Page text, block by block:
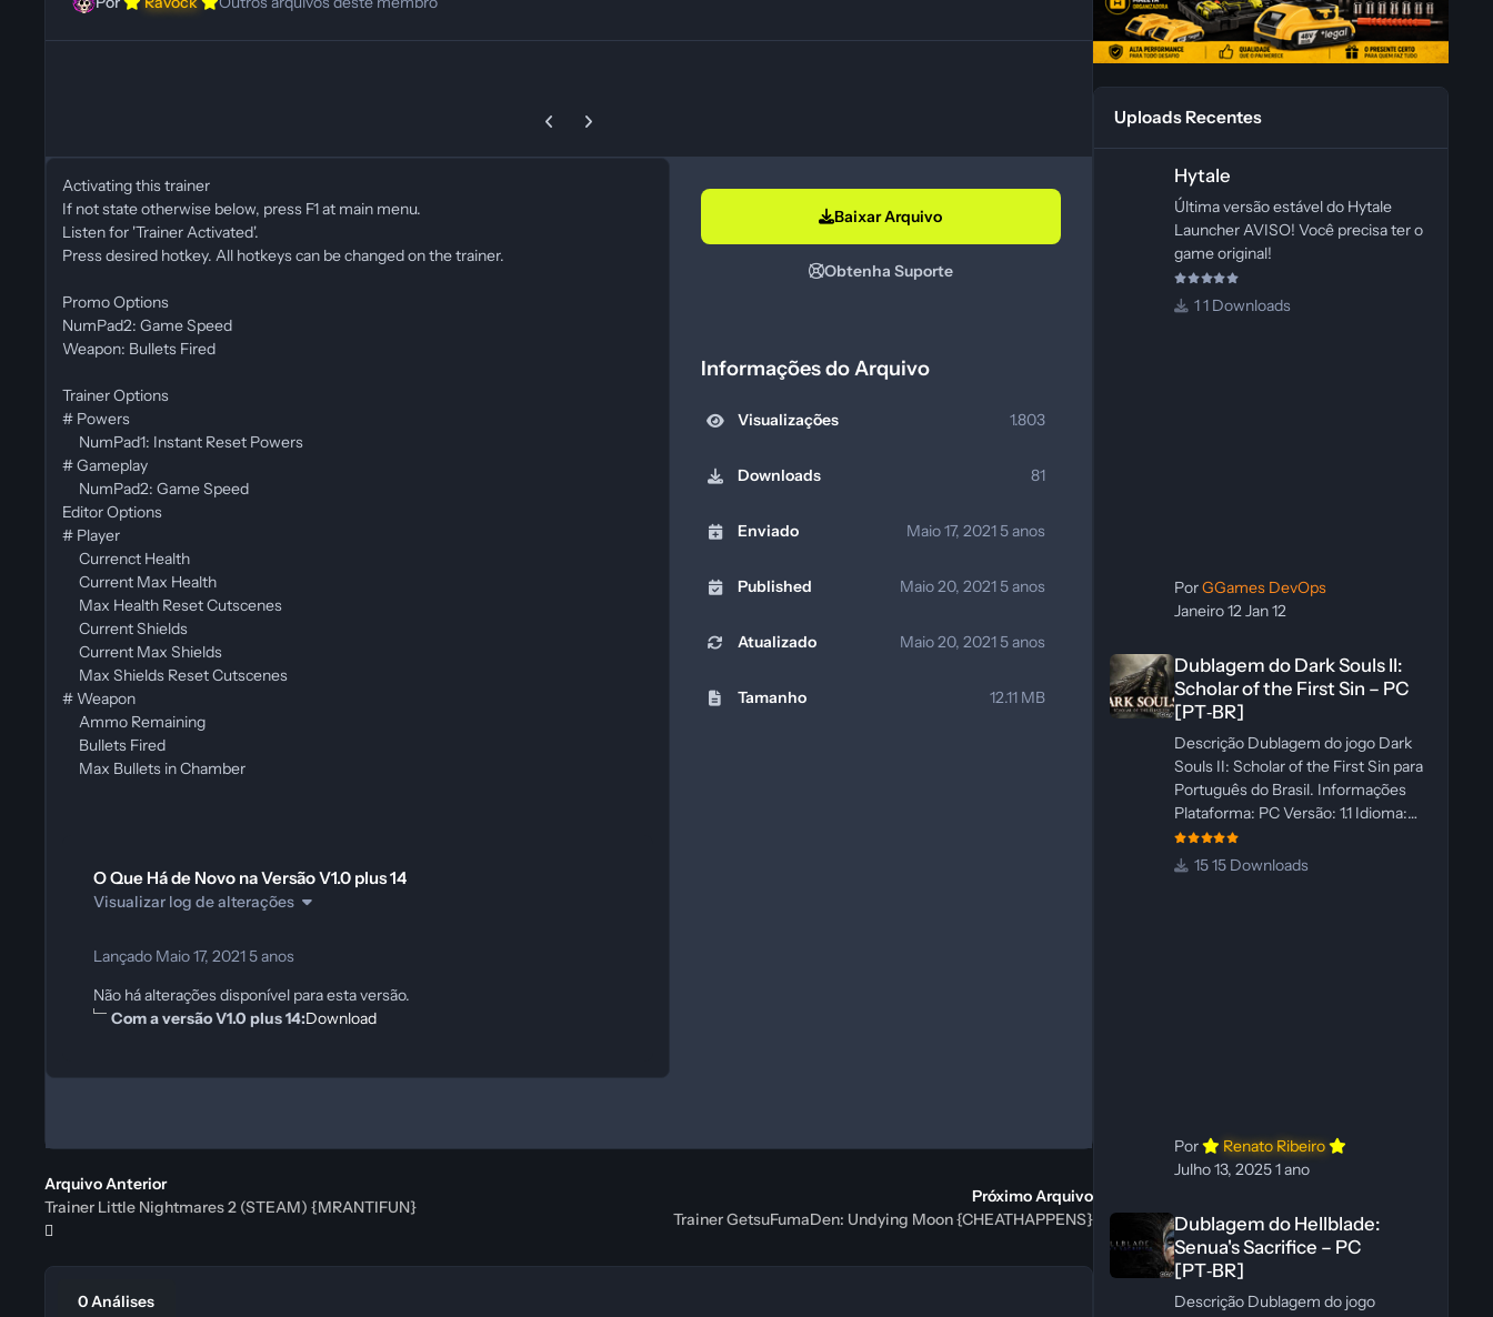
Previous carousel slide
Next carousel slide
Activating this trainer
If not state otherwise below, press F1 at main menu.
Listen for 'Trainer Activated'.
Press desired hotkey. All hotkeys can be changed on the trainer.
Promo Options
NumPad2: Game Speed
Weapon: Bullets Fired
Trainer Options
# Powers
NumPad1: Instant Reset Powers
# Gameplay
NumPad2: Game Speed
Editor Options
# Player
Currenct Health
Current Max Health
Max Health Reset Cutscenes
Current Shields
Current Max Shields
Max Shields Reset Cutscenes
# Weapon
Ammo Remaining
Bullets Fired
Max Bullets in Chamber
O Que Há de Novo na VersãoV1.0 plus 14
Visualizar log de alterações
Lançado Maio 17, 20215 anos
Não há alterações disponível para esta versão.
Com a versão V1.0 plus 14:Download
Baixar Arquivo
Obtenha Suporte
Informações do Arquivo
Visualizações 1.803
Downloads 81
Enviado Maio 17, 2021 5 anos
Published Maio 20, 2021 5 anos
Atualizado Maio 20, 2021 5 anos
Tamanho 12.11 MB
Arquivo Anterior
Trainer Little Nightmares 2 (STEAM) {MRANTIFUN}
Próximo Arquivo
Trainer GetsuFumaDen: Undying Moon {CHEATHAPPENS}
0 Análises
Uploads Recentes
Hytale
Última versão estável do Hytale
Launcher AVISO! Você precisa ter o
game original!
1 Downloads
PorGGames DevOps
Janeiro 12Jan 12
Dublagem do Dark Souls II:
Scholar of the First Sin – PC
[PT‑BR]
Descrição Dublagem do jogo Dark
Souls II: Scholar of the First Sin para
Português do Brasil. Informações
Plataforma: PC Versão: 1.1 Idioma:
Português‑BR Versão Suportada:
Steam Idioma Suportado: Inglês
15 Downloads
Por
Renato Ribeiro
Julho 13, 20251 ano
Dublagem do Hellblade:
Senua's Sacrifice – PC
[PT‑BR]
Descrição Dublagem do jogo